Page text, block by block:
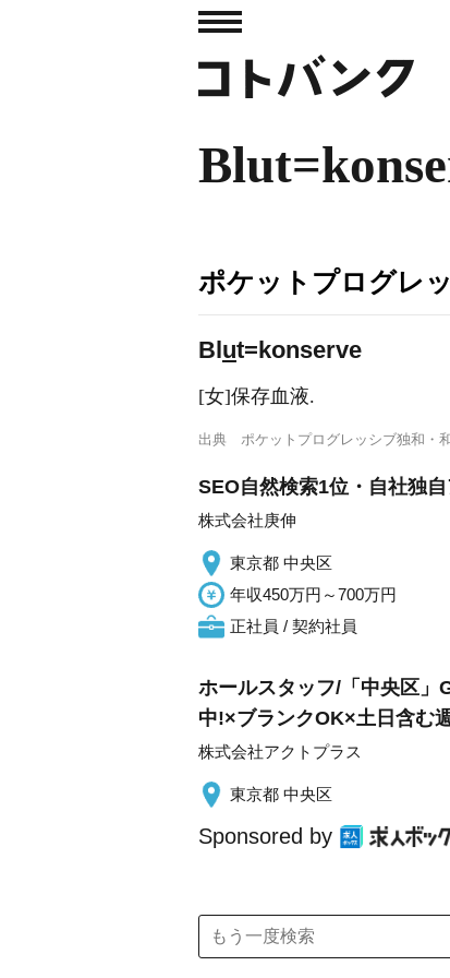
ポケットプログレ
Blut=konserve
[女]保存血液.
出典 ポケットプログレッシブ独和・
SEO自然検索1位・自社独
株式会社庚伸
東京都 中央区
年収450万円～700万円
正社員 / 契約社員
ホールスタッフ/「中央区」
中!×ブランクOK×土日含む
株式会社アクトプラス
東京都 中央区
Sponsored by